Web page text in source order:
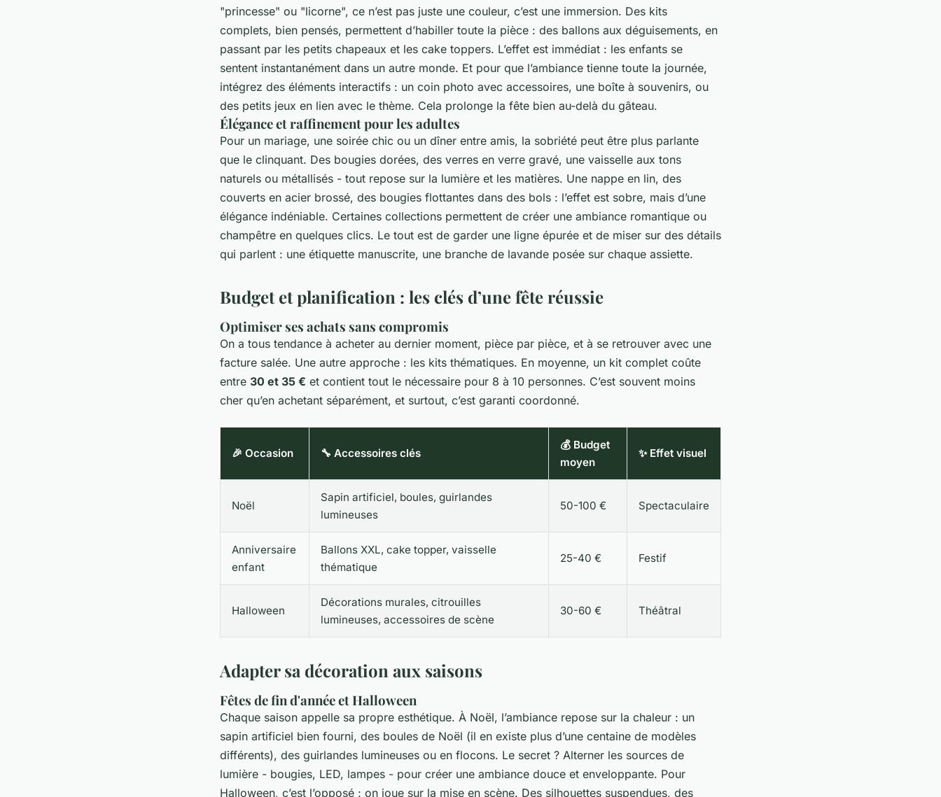
"princesse" ou "licorne", ce n’est pas juste une couleur, c’est une immersion. Des kits
complets, bien pensés, permettent d’habiller toute la pièce : des ballons aux déguisements, en
passant par les petits chapeaux et les cake toppers. L’effet est immédiat : les enfants se
sentent instantanément dans un autre monde. Et pour que l’ambiance tienne toute la journée,
intégrez des éléments interactifs : un coin photo avec accessoires, une boîte à souvenirs, ou
des petits jeux en lien avec le thème. Cela prolonge la fête bien au-delà du gâteau.
Élégance et raffinement pour les adultes
Pour un mariage, une soirée chic ou un dîner entre amis, la sobriété peut être plus parlante
que le clinquant. Des bougies dorées, des verres en verre gravé, une vaisselle aux tons
naturels ou métallisés - tout repose sur la lumière et les matières. Une nappe en lin, des
couverts en acier brossé, des bougies flottantes dans des bols : l’effet est sobre, mais d’une
élégance indéniable. Certaines collections permettent de créer une ambiance romantique ou
champêtre en quelques clics. Le tout est de garder une ligne épurée et de miser sur des détails
qui parlent : une étiquette manuscrite, une branche de lavande posée sur chaque assiette.
Budget et planification : les clés d’une fête réussie
Optimiser ses achats sans compromis
On a tous tendance à acheter au dernier moment, pièce par pièce, et à se retrouver avec une
facture salée. Une autre approche : les kits thématiques. En moyenne, un kit complet coûte
entre 30 et 35 € et contient tout le nécessaire pour 8 à 10 personnes. C’est souvent moins
cher qu’en achetant séparément, et surtout, c’est garanti coordonné.
🎉 Occasion 🔧 Accessoires clés
💰 Budget
moyen
✨ Effet visuel
Noël
Sapin artificiel, boules, guirlandes
lumineuses
50-100 € Spectaculaire
Anniversaire
enfant
Ballons XXL, cake topper, vaisselle
thématique
25-40 € Festif
Halloween
Décorations murales, citrouilles
lumineuses, accessoires de scène
30-60 € Théâtral
Adapter sa décoration aux saisons
Fêtes de fin d'année et Halloween
Chaque saison appelle sa propre esthétique. À Noël, l’ambiance repose sur la chaleur : un
sapin artificiel bien fourni, des boules de Noël (il en existe plus d’une centaine de modèles
différents), des guirlandes lumineuses ou en flocons. Le secret ? Alterner les sources de
lumière - bougies, LED, lampes - pour créer une ambiance douce et enveloppante. Pour
Halloween, c’est l’opposé : on joue sur la mise en scène. Des silhouettes suspendues, des